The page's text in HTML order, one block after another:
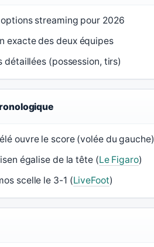
streaming pour 2026
exacte des deux équipes
détaillées (possession, tirs)
ouvre le score (volée du
égalise de la tête (Le Figaro)
scelle le 3-1 (LiveFoot)